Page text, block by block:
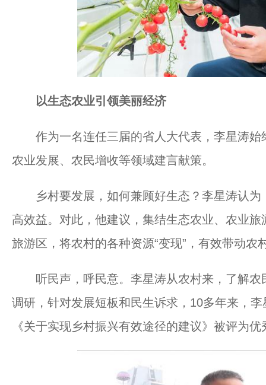
以生态农业引领美丽经济
作为一名连任三届的省人大代表，李星涛始
农业发展、农民增收等领域建言献策。
乡村要发展，如何兼顾好生态？李星涛认为
高效益。对此，他建议，集结生态农业、农业
旅游区，将农村的各种资源“变现”，有效带动农
听民声，呼民意。李星涛从农村来，了解农
调研，针对发展短板和民生诉求，10多年来，
《关于实现乡村振兴有效途径的建议》被评为